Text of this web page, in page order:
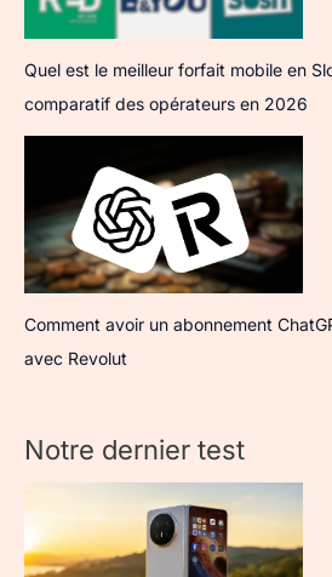
Quel est le meilleur forfait mobile en
comparatif des opérateurs en 2026
Comment avoir un abonnement
avec Revolut
Notre dernier test